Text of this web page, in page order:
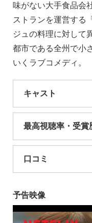
味がない大手食品会
ストランを運営する
ジュの料理に対して
都市である全州で小
いくラブコメディ。
キャスト
最高視聴率・受賞
口コミ
予告映像